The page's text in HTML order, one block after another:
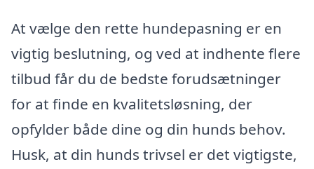
At vælge den rette hundepasning er en
vigtig beslutning, og ved at indhente flere
tilbud får du de bedste forudsætninger
for at finde en kvalitetsløsning, der
opfylder både dine og din hunds behov.
Husk, at din hunds trivsel er det vigtigste,